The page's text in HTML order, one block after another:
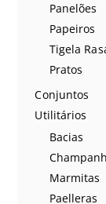
Panelões
Papeiros
Tigela
Pratos
Conjuntos
Utilitários
Bacias
Marmitas
Paelleras